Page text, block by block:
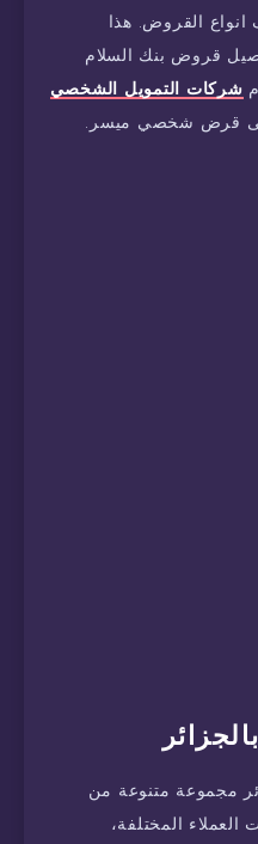
انواع القروض. هذا
قروض بنك السلام
شركات التمويل الشخصي
قرض شخصي ميسر.
مجموعة متنوعة من
المختلفة،